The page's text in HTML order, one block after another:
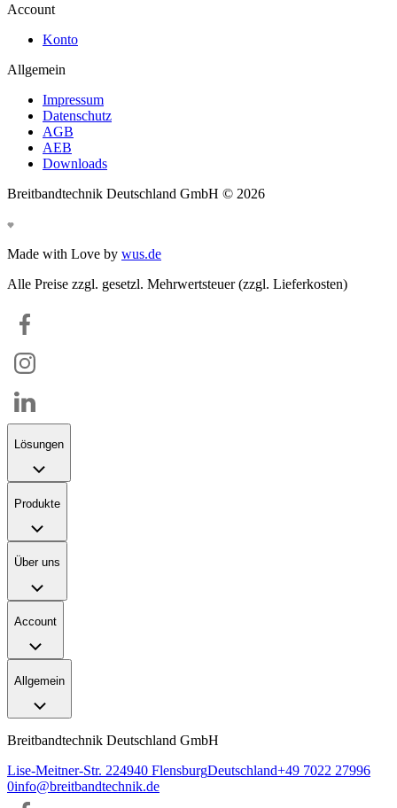
Account
Konto
Allgemein
Impressum
Datenschutz
AGB
AEB
Downloads
Breitbandtechnik Deutschland GmbH © 2026
Made with Love by wus.de
Alle Preise zzgl. gesetzl. Mehrwertsteuer (zzgl. Lieferkosten)
Lösungen
Produkte
Über uns
Account
Allgemein
Breitbandtechnik Deutschland GmbH
Lise-Meitner-Str. 224940 FlensburgDeutschland+49 7022 27996
0info@breitbandtechnik.de